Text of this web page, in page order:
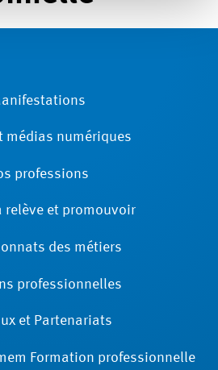
médias numériques
professions
relève et promouvoir
des métiers
­professionnelles
et Partenariats
Formation ­professionnelle